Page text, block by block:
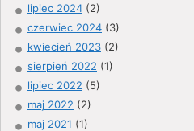
lipiec 2024 (2)
czerwiec 2024 (3)
kwiecień 2023 (2)
sierpień 2022 (1)
lipiec 2022 (5)
maj 2022 (2)
maj 2021 (1)